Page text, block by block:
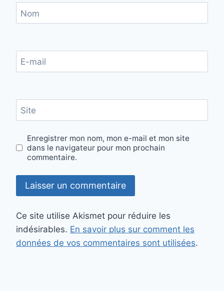
Nom
E-mail
Site
Enregistrer mon nom, mon e-mail et mon site
dans le navigateur pour mon prochain
commentaire.
Ce site utilise Akismet pour réduire les
indésirables. En savoir plus sur comment les
données de vos commentaires sont utilisées.